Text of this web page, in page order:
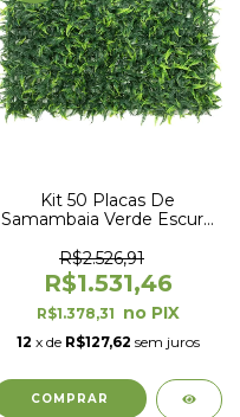
Kit 50 Placas De
Samambaia Verde Escuro
Jardim Vertical
R$2.526,91
R$1.531,46
R$1.378,31
12 x de R$127,62 sem juros